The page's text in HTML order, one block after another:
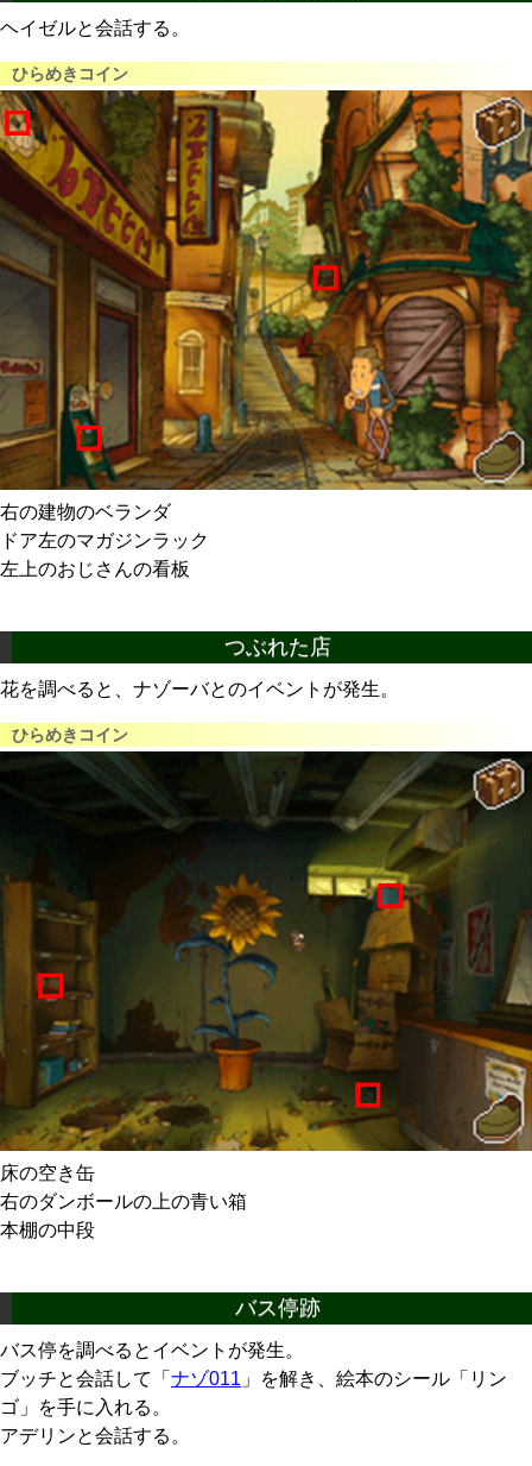
ヘイゼルと会話する。
ひらめきコイン
右の建物のベランダ
ドア左のマガジンラック
左上のおじさんの看板
つぶれた店
花を調べると、ナゾーバとのイベントが発生。
ひらめきコイン
床の空き缶
右のダンボールの上の青い箱
本棚の中段
バス停跡
バス停を調べるとイベントが発生。
ブッチと会話して「 ナゾ011 」を解き、絵本のシール「リン
ゴ」を手に入れる。
アデリンと会話する。